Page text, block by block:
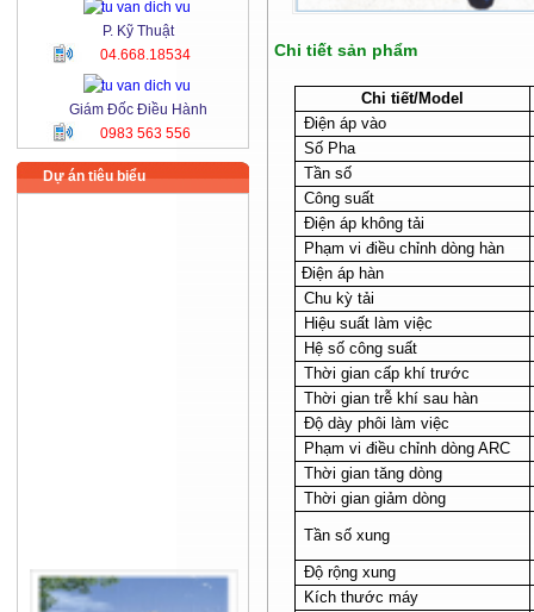
P. Kỹ Thuật
04.668.18534
Giám Đốc Điều Hành
0983 563 556
Dự án tiêu biểu
Chi tiết sản phẩm
Chi tiết/Model
Điện áp vào
Số Pha
Tần số
Công suất
Điện áp không tải
Phạm vi điều chỉnh dòng hàn
Điện áp hàn
Chukỳ tải
Hiệu suất làm việc
Hệ số công suất
Thời gian cấp khí trước
Thời gian trễ khí sau hàn
Độ dày phôi làm việc
Phạm vi điều chỉnh dòng ARC
Thời gian tăng dòng
Thời gian giảm dòng
Tần số xung
Độ rộng xung
Kích thước máy